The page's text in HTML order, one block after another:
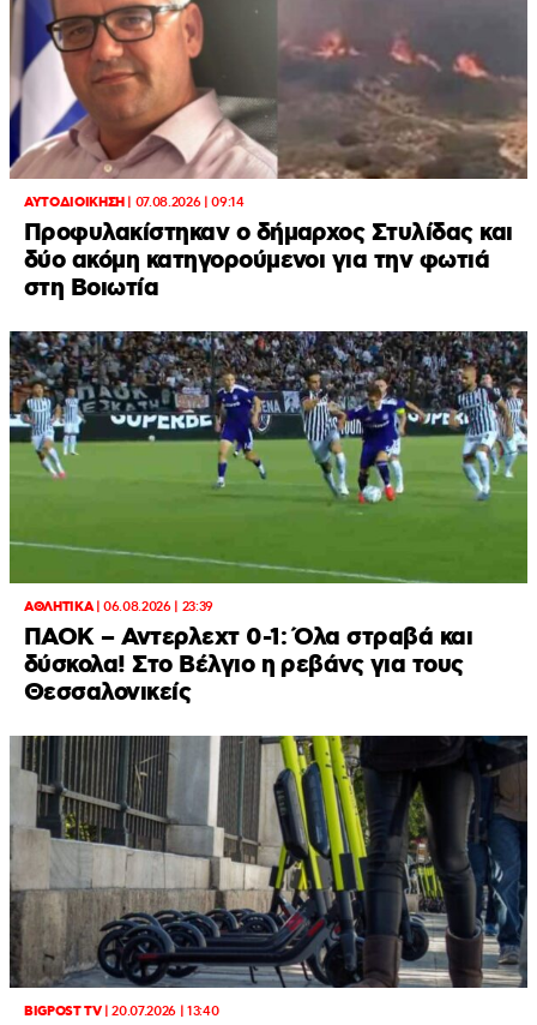
ΑΥΤΟΔΙΟΙΚΗΣΗ| 07.08.2026 | 09:14
Προφυλακίστηκαν ο δήμαρχος Στυλίδας και
δύο ακόμη κατηγορούμενοι για την φωτιά
στη Βοιωτία
ΑΘΛΗΤΙΚΑ|06.08.2026 | 23:39
ΠΑΟΚ – Αντερλεχτ 0-1: Όλα στραβά και
δύσκολα! Στο Βέλγιο η ρεβάνς για τους
Θεσσαλονικείς
BIGPOST TV|20.07.2026 | 13:40